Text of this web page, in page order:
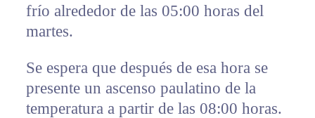
frío alrededor de las 05:00 horas del
martes.
Se espera que después de esa hora se
presente un ascenso paulatino de la
temperatura a partir de las 08:00 horas.